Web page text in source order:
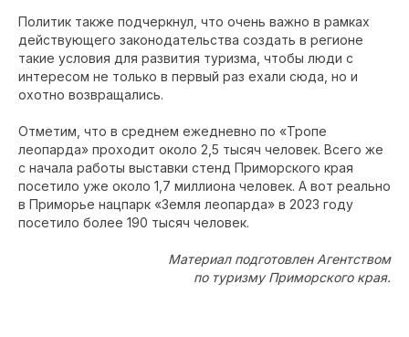
Политик также подчеркнул, что очень важно в рамках
действующего законодательства создать в регионе
такие условия для развития туризма, чтобы люди с
интересом не только в первый раз ехали сюда, но и
охотно возвращались.
Отметим, что в среднем ежедневно по «Тропе
леопарда» проходит около 2,5 тысяч человек. Всего же
с начала работы выставки стенд Приморского края
посетило уже около 1,7 миллиона человек. А вот реально
в Приморье нацпарк «Земля леопарда» в 2023 году
посетило более 190 тысяч человек.
Материал подготовлен Агентством
по туризму Приморского края.